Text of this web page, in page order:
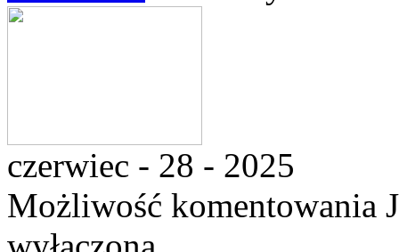
czerwiec - 28 - 2025
Możliwość komentowania